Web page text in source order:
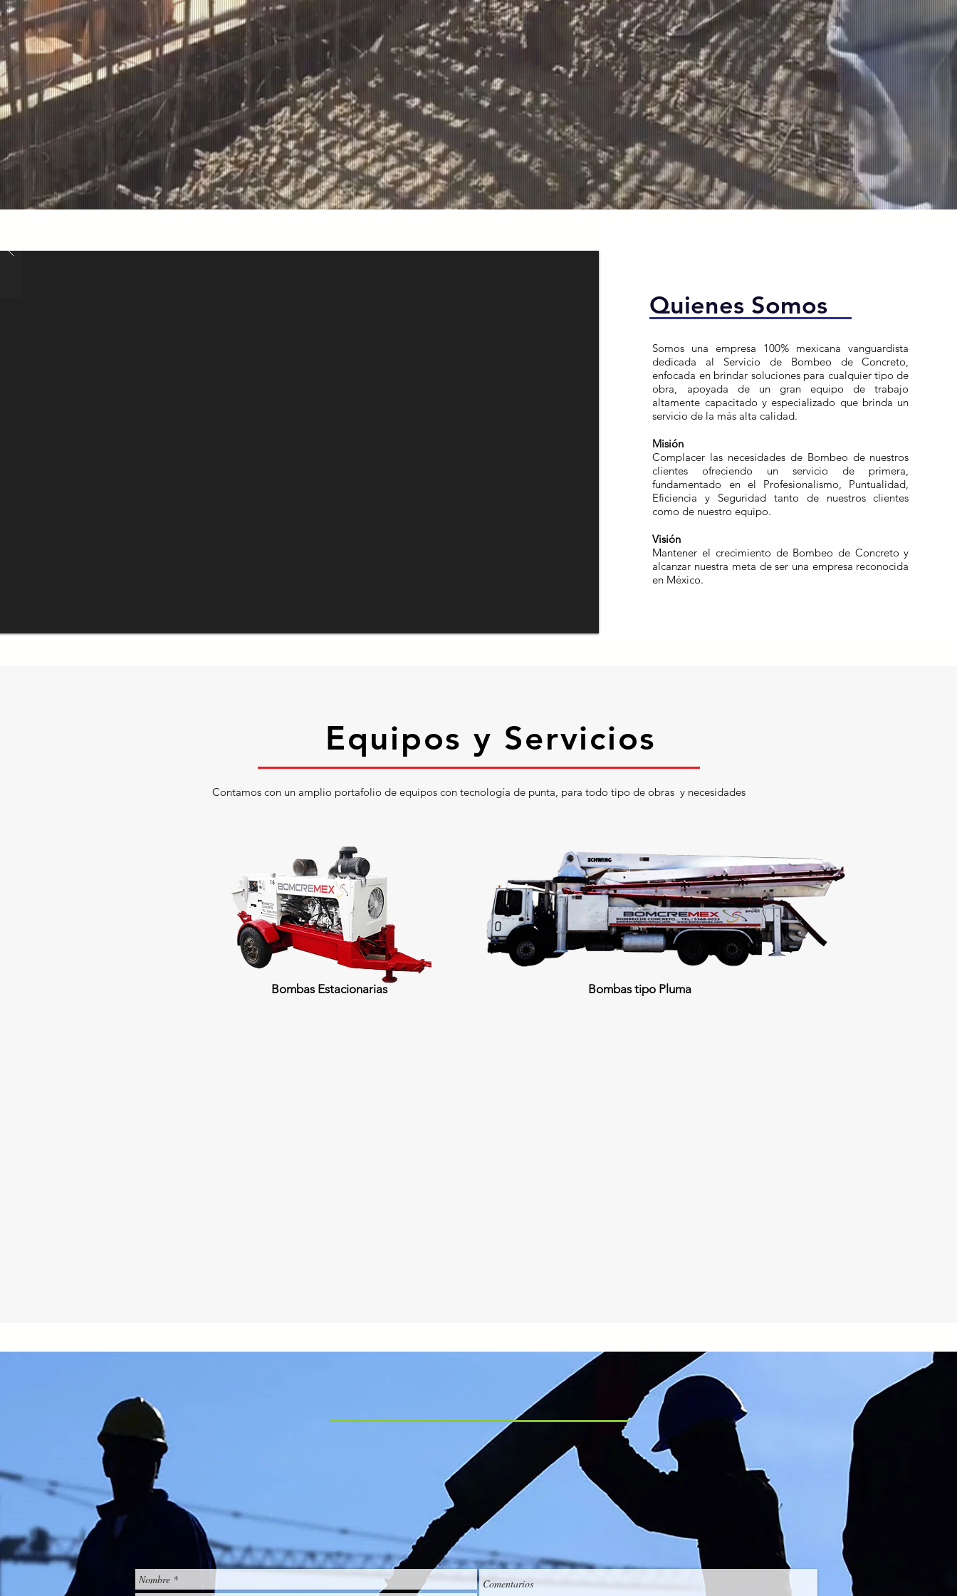
Quienes Somos
Somos una empresa 100% mexicana vanguardista
dedicada al Servicio de Bombeo de Concreto,
enfocada en brindar soluciones para cualquier tipo de
obra, apoyada de un gran equipo de trabajo
altamente capacitado y especializado que brinda un
servicio de la más alta calidad.
Misión
Complacer las necesidades de Bombeo de nuestros
clientes ofreciendo un servicio de primera,
fundamentado en el Profesionalismo, Puntualidad,
Eficiencia y Seguridad tanto de nuestros clientes
como de nuestro equipo.
Visión
Mantener el crecimiento de Bombeo de Concreto y
alcanzar nuestra meta de ser una empresa reconocida
en México.
Equipos y Servicios
Contamos con un amplio portafolio de equipos con tecnología de punta, para todo tipo de obras y necesidades
Bombas Estacionarias Bombas tipo Pluma
CONTACTO
Bomcremex S.A de C.V
Poniente 140 #840 Col. Industrial Vallejo
Deleg Azcapotzalco México D.F C.P 02300
Tel (55) 5368-0033
pedidos@bomcremex.com